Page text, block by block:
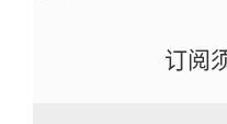
订阅